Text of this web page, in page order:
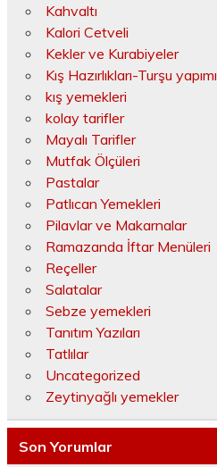
Kahvaltı
Kalori Cetveli
Kekler ve Kurabiyeler
Kış Hazırlıkları-Turşu yapımı
kış yemekleri
kolay tarifler
Mayalı Tarifler
Mutfak Ölçüleri
Pastalar
Patlıcan Yemekleri
Pilavlar ve Makarnalar
Ramazanda İftar Menüleri
Reçeller
Salatalar
Sebze yemekleri
Tanıtım Yazıları
Tatlılar
Uncategorized
Zeytinyağlı yemekler
Son Yorumlar